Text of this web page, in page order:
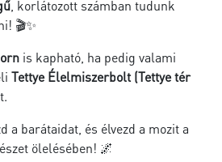
, korlátozott számban tudunk
🎬✨
is kapható, ha pedig valami
Tettye Élelmiszerbolt (Tettye tér
a barátaidat, és élvezd a mozit a
ölelésében! 🌌